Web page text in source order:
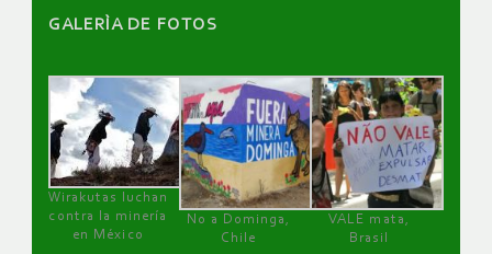
GALERÌA DE FOTOS
Wirakutas luchan
contra la minería
en México
No a Dominga,
Chile
VALE mata,
Brasil